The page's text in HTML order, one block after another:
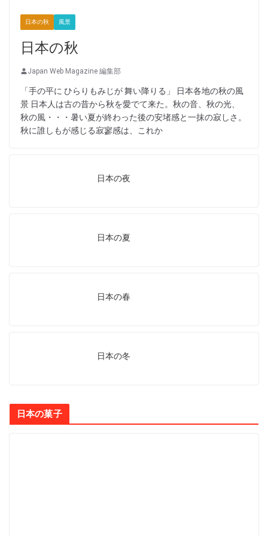
日本の秋 風景
日本の秋
Japan Web Magazine 編集部
「手の平に ひらりもみじが 舞い降りる」 日本各地の秋の風
景 日本人は古の昔から秋を愛でて来た。秋の音、秋の光、
秋の風・・・暑い夏が終わった後の安堵感と一抹の寂しさ。
秋に誰しもが感じる寂寥感は、これか
日本の夜
日本の夏
日本の春
日本の冬
日本の菓子